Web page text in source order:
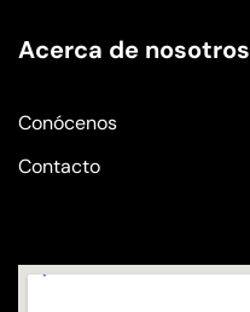
Acerca de nosotros
Conócenos
Contacto